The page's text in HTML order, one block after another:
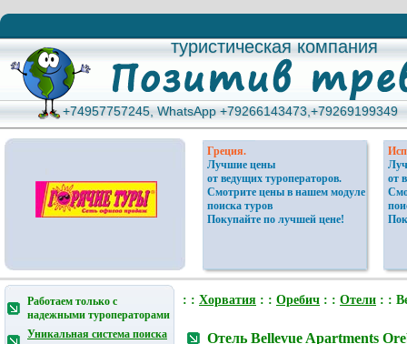
туристическая компания
туристическая компания
+74957757245, WhatsApp +79266143473,+79269199349
+74957757245, WhatsApp +79266143473,+79269199349
Греция.
Лучшие цены
от ведущих туроператоров.
Смотрите цены в нашем модуле
поиска туров
Покупайте по лучшей цене!
от
Работаем только с
надежными туроператорами
Уникальная система поиска
: : Хорватия : : Оребич : : Отели : :
Отель Bellevue Apartments